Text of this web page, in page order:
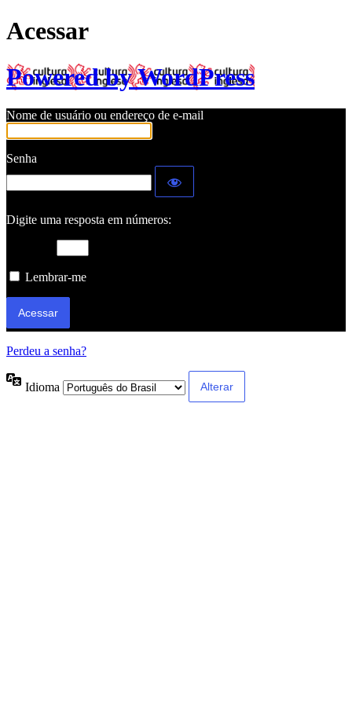
Acessar
Powered by WordPress
Nome de usuário ou endereço de e-mail
Senha
Digite uma resposta em números:
Lembrar-me
Perdeu a senha?
Idioma